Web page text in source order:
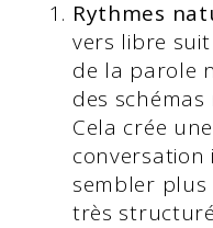
Rythmes
vers libre
de la parole
des
Cela crée
sembler plus
très